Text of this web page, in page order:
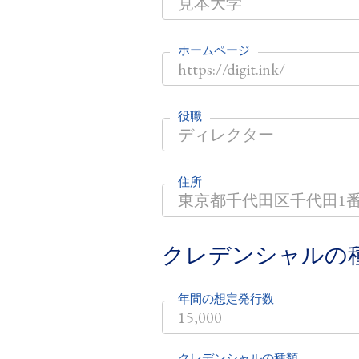
ホームページ
役職
住所
クレデンシャルの
年間の想定発行数